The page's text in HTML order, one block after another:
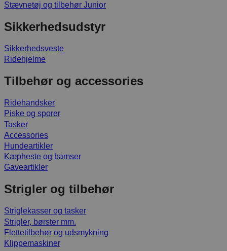
Stævnetøj og tilbehør Junior
Sikkerhedsudstyr
Sikkerhedsveste
Ridehjelme
Tilbehør og accessories
Ridehandsker
Piske og sporer
Tasker
Accessories
Hundeartikler
Kæpheste og bamser
Gaveartikler
Strigler og tilbehør
Striglekasser og tasker
Strigler, børster mm.
Flettetilbehør og udsmykning
Klippemaskiner